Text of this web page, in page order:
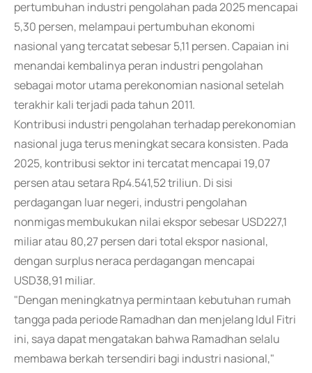
pertumbuhan industri pengolahan pada 2025 mencapai
5,30 persen, melampaui pertumbuhan ekonomi
nasional yang tercatat sebesar 5,11 persen. Capaian ini
menandai kembalinya peran industri pengolahan
sebagai motor utama perekonomian nasional setelah
terakhir kali terjadi pada tahun 2011.
Kontribusi industri pengolahan terhadap perekonomian
nasional juga terus meningkat secara konsisten. Pada
2025, kontribusi sektor ini tercatat mencapai 19,07
persen atau setara Rp4.541,52 triliun. Di sisi
perdagangan luar negeri, industri pengolahan
nonmigas membukukan nilai ekspor sebesar USD227,1
miliar atau 80,27 persen dari total ekspor nasional,
dengan surplus neraca perdagangan mencapai
USD38,91 miliar.
"Dengan meningkatnya permintaan kebutuhan rumah
tangga pada periode Ramadhan dan menjelang Idul Fitri
ini, saya dapat mengatakan bahwa Ramadhan selalu
membawa berkah tersendiri bagi industri nasional,"